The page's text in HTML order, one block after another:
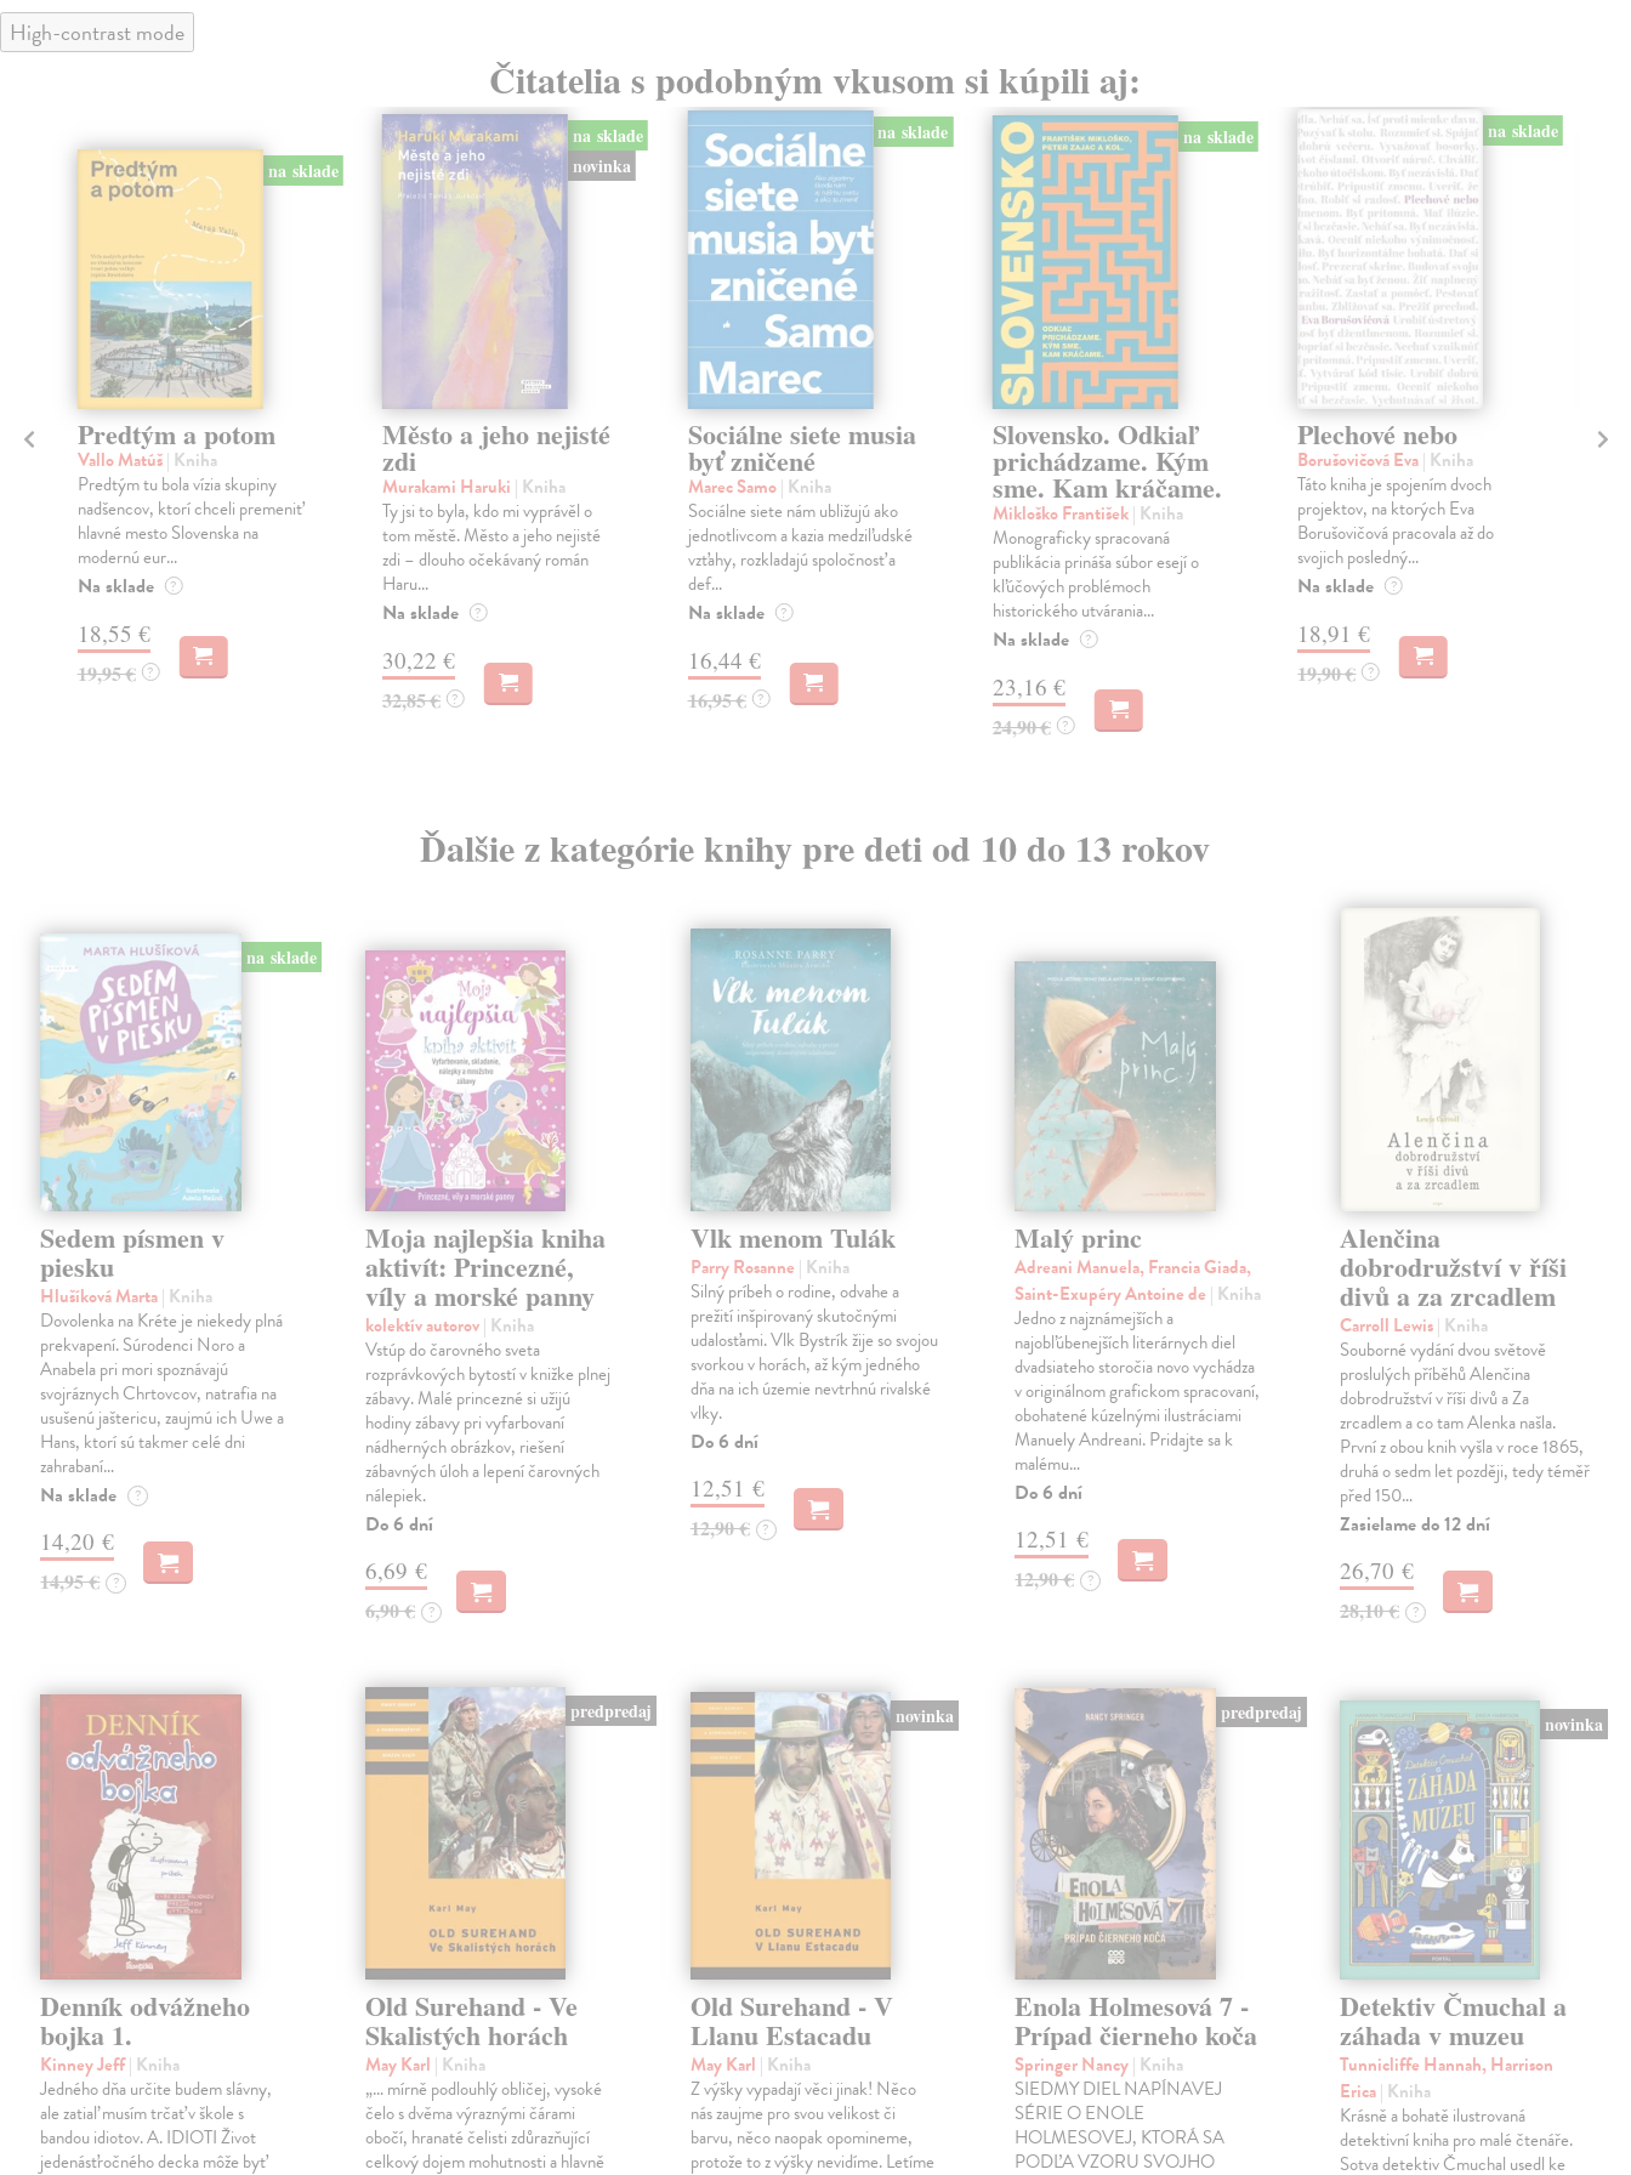
High-contrast mode
Čitatelia s podobným vkusom si kúpili aj:
na sklade
Predtým a potom
Vallo Matúš| Kniha
Predtým tu bola vízia skupiny
nadšencov, ktorí chceli premeniť
hlavné mesto Slovenska na
modernú eur...
Na sklade ?
18,55 €
19,95 € ?
na sklade
novinka
Město a jeho nejisté
zdi
Murakami Haruki | Kniha
Ty jsi to byla, kdo mi vyprávěl o
tom městě. Město a jeho nejisté
zdi – dlouho očekávaný román
Haru...
Na sklade ?
30,22 €
32,85 € ?
na sklade
Sociálne siete musia
byť zničené
Marec Samo| Kniha
Sociálne siete nám ubližujú ako
jednotlivcom a kazia medziľudské
vzťahy, rozkladajú spoločnosť a
def...
Na sklade ?
16,44 €
16,95 € ?
na sklade
Slovensko. Odkiaľ
prichádzame. Kým
sme. Kam kráčame.
Mikloško František| Kniha
Monograficky spracovaná
publikácia prináša súbor esejí o
kľúčových problémoch
historického utvárania...
Na sklade ?
23,16 €
24,90 € ?
na sklade
Plechové nebo
Borušovičová Eva| Kniha
Táto kniha je spojením dvoch
projektov, na ktorých Eva
Borušovičová pracovala až do
svojich posledný...
Na sklade ?
18,91 €
19,90 € ?
Ďalšie z kategórie knihy pre deti od 10 do 13 rokov
na sklade
Sedem písmen v
piesku
Hlušíková Marta| Kniha
Dovolenka na Kréte je niekedy plná
prekvapení. Súrodenci Noro a
Anabela pri mori spoznávajú
svojráznych Chrtovcov, natrafia na
usušenú jaštericu, zaujmú ich Uwe a
Hans, ktorí sú takmer celé dni
zahrabaní…
Na sklade ?
14,20 €
14,95 € ?
Moja najlepšia kniha
aktivít: Princezné,
víly a morské panny
kolektív autorov| Kniha
Vstúp do čarovného sveta
rozprávkových bytostí v knižke plnej
zábavy. Malé princezné si užijú
hodiny zábavy pri vyfarbovaní
nádherných obrázkov, riešení
zábavných úloh a lepení čarovných
nálepiek.
Do 6 dní
6,69 €
6,90 € ?
Vlk menom Tulák
Parry Rosanne | Kniha
Silný príbeh o rodine, odvahe a
prežití inšpirovaný skutočnými
udalosťami. Vlk Bystrík žije so svojou
svorkou v horách, až kým jedného
dňa na ich územie nevtrhnú rivalské
vlky.
Do 6 dní
12,51 €
12,90 € ?
Malý princ
Adreani Manuela, Francia Giada,
Saint-Exupéry Antoine de | Kniha
Jedno z najznámejších a
najobľúbenejších literárnych diel
dvadsiateho storočia novo vychádza
v originálnom grafickom spracovaní,
obohatené kúzelnými ilustráciami
Manuely Andreani. Pridajte sa k
malému…
Do 6 dní
12,51 €
12,90 € ?
Alenčina
dobrodružství v říši
divů a za zrcadlem
Carroll Lewis| Kniha
Souborné vydání dvou světově
proslulých příběhů Alenčina
dobrodružství v říši divů a Za
zrcadlem a co tam Alenka našla.
První z obou knih vyšla v roce 1865,
druhá o sedm let později, tedy téměř
před 150…
Zasielame do 12 dní
26,70 €
28,10 € ?
Denník odvážneho
bojka 1.
Kinney Jeff| Kniha
Jedného dňa určite budem slávny,
ale zatiaľ musím trčať v škole s
bandou idiotov. A. IDIOTI Život
jedenásťročného decka môže byť
predpredaj
Old Surehand - Ve
Skalistých horách
May Karl | Kniha
„… mírně podlouhlý obličej, vysoké
čelo s dvěma výraznými čárami
obočí, hranaté čelisti zdůrazňující
celkový dojem mohutnosti a hlavně
novinka
Old Surehand - V
Llanu Estacadu
May Karl | Kniha
Z výšky vypadají věci jinak! Něco
nás zaujme pro svou velikost či
barvu, něco naopak opomineme,
protože to z výšky nevidíme. Letíme
predpredaj
Enola Holmesová 7 -
Prípad čierneho koča
Springer Nancy| Kniha
SIEDMY DIEL NAPÍNAVEJ
SÉRIE O ENOLE
HOLMESOVEJ, KTORÁ SA
PODĽA VZORU SVOJHO
novinka
Detektiv Čmuchal a
záhada v muzeu
Tunnicliffe Hannah, Harrison
Erica| Kniha
Krásně a bohatě ilustrovaná
detektivní kniha pro malé čtenáře.
Sotva detektiv Čmuchal usedl ke